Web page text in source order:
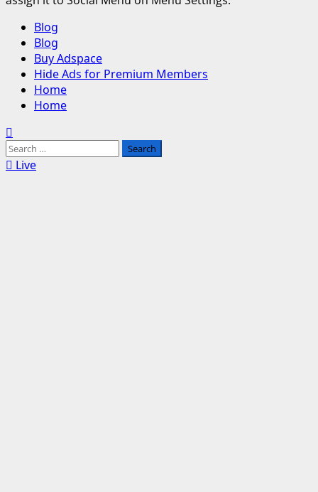
Primary
Menu
Blog
Blog
Buy Adspace
Hide Ads for Premium Members
Home
Home
Search
for:Live